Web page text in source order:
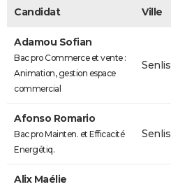
Candidat Ville
Adamou Sofian
Bac pro Commerce et vente :
Animation, gestion espace
commercial
Senlis
Afonso Romario
Bac pro Mainten. et Efficacité
Energétiq.
Senlis
Alix Maélie